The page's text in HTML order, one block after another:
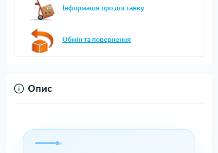
Інформація про доставку
Обмін та повернення
Опис